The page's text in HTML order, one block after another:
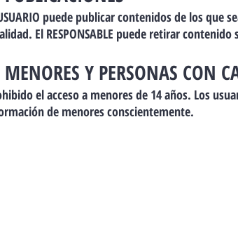
puede publicar contenidos de los que
El RESPONSABLE puede retirar
Y PERSONAS CON
el acceso a menores de 14 años. Los
de menores conscientemente.